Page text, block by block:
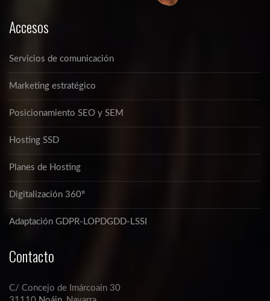
Accesos
Servicios de comunicación
Marketing estratégico
Posicionamiento SEO y SEM
Hosting SSD
Planes de Hosting
Digitalización 360º
Adaptación GDPR-LOPDGDD-LSSI
Contacto
C/ Concejo de Imárcoain 30